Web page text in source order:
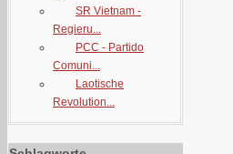
SR Vietnam -
Regieru...
PCC - Partido
Comuni...
Laotische
Revolution...